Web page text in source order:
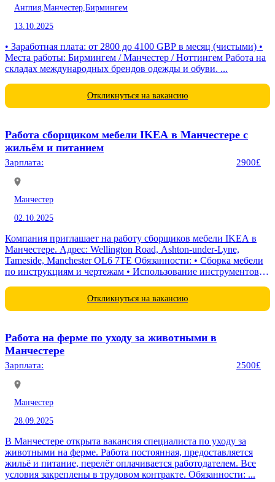
Англия, Манчестер, Бирмингем
13.10.2025
• Заработная плата: от 2800 до 4100 GBP в месяц (чистыми) •
Места работы: Бирмингем / Манчестер / Ноттингем Работа на
складах международных брендов одежды и обуви. ...
Откликнуться на вакансию
Работа сборщиком мебели IKEA в Манчестере с
жильём и питанием
Зарплата: 2900£
Манчестер
02.10.2025
Компания приглашает на работу сборщиков мебели IKEA в
Манчестере. Адрес: Wellington Road, Ashton-under-Lyne,
Tameside, Manchester OL6 7TE Обязанности: • Сборка мебели
по инструкциям и чертежам • Использование инструментов
Откликнуться на вакансию
Работа на ферме по уходу за животными в
Манчестере
Зарплата: 2500£
Манчестер
28.09.2025
В Манчестере открыта вакансия специалиста по уходу за
животными на ферме. Работа постоянная, предоставляется
жильё и питание, перелёт оплачивается работодателем. Все
условия закреплены в трудовом контракте. Обязанности: ...